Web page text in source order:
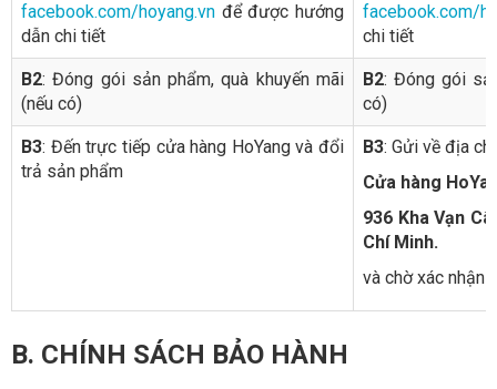
facebook.com/hoyang.vn để được hướng
dẫn chi tiết
facebook.com/
chi tiết
B2: Đóng gói sản phẩm, quà khuyến mãi
(nếu có)
B2: Đóng gói
có)
B3: Đến trực tiếp cửa hàng HoYang và đổi
trả sản phẩm
B3: Gửi về địa
Cửa hàng
936 Kha Vạn
Chí Minh.
và chờ xác nhận
B. CHÍNH SÁCH BẢO HÀNH